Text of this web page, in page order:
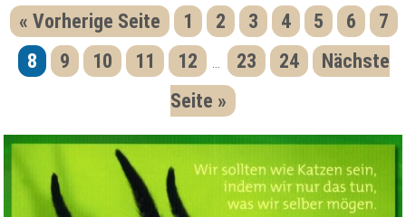
« Vorherige Seite 1 2 3 4 5 6
7
8
9 10 11 12 23 24
Nächste
Seite »